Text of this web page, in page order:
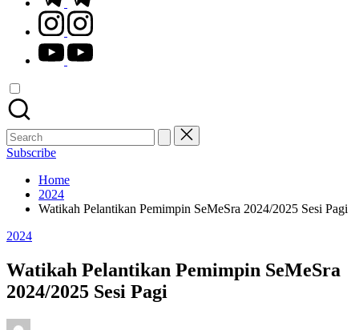
instagram.com
youtube.com
Search
for:
Subscribe
Home
2024
Watikah Pelantikan Pemimpin SeMeSra 2024/2025 Sesi Pagi
Posted
2024
Watikah Pelantikan Pemimpin SeMeSra
2024/2025 Sesi Pagi
Posted